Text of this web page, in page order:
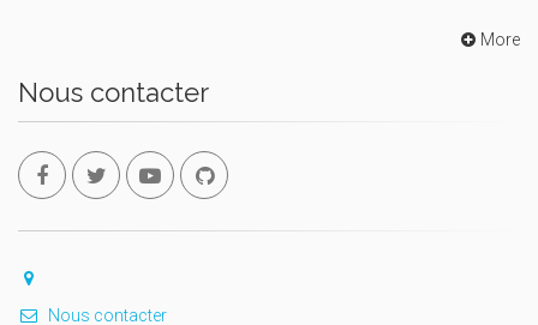
More
Nous contacter
Nous contacter